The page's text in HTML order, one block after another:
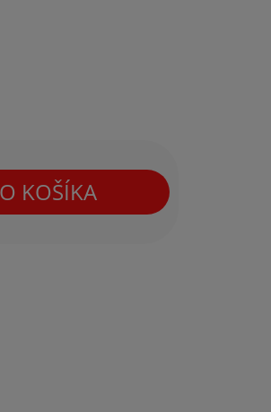
KOŠÍKA